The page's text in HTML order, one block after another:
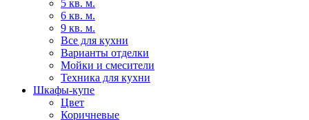
5 кв. м.
6 кв. м.
9 кв. м.
Все для кухни
Варианты отделки
Мойки и смесители
Техника для кухни
Шкафы-купе
Цвет
Коричневые